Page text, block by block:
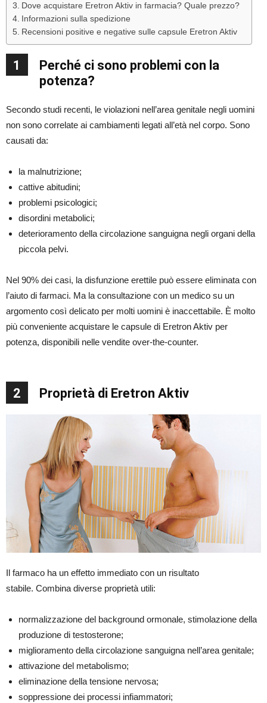
Dove acquistare Eretron Aktiv in farmacia? Quale prezzo?
Informazioni sulla spedizione
Recensioni positive e negative sulle capsule Eretron Aktiv
1
Perché ci sono problemi con la
potenza?
Secondo studi recenti, le violazioni nell’area genitale negli uomini
non sono correlate ai cambiamenti legati all’età nel corpo. Sono
causati da:
la malnutrizione;
cattive abitudini;
problemi psicologici;
disordini metabolici;
deterioramento della circolazione sanguigna negli organi della
piccola pelvi.
Nel 90% dei casi, la disfunzione erettile può essere eliminata con
l’aiuto di farmaci. Ma la consultazione con un medico su un
argomento così delicato per molti uomini è inaccettabile. È molto
più conveniente acquistare le capsule di Eretron Aktiv per
potenza, disponibili nelle vendite over-the-counter.
2 Proprietà di Eretron Aktiv
Il farmaco ha un effetto immediato con un risultato
stabile. Combina diverse proprietà utili:
normalizzazione del background ormonale, stimolazione della
produzione di testosterone;
miglioramento della circolazione sanguigna nell’area genitale;
attivazione del metabolismo;
eliminazione della tensione nervosa;
soppressione dei processi infiammatori;